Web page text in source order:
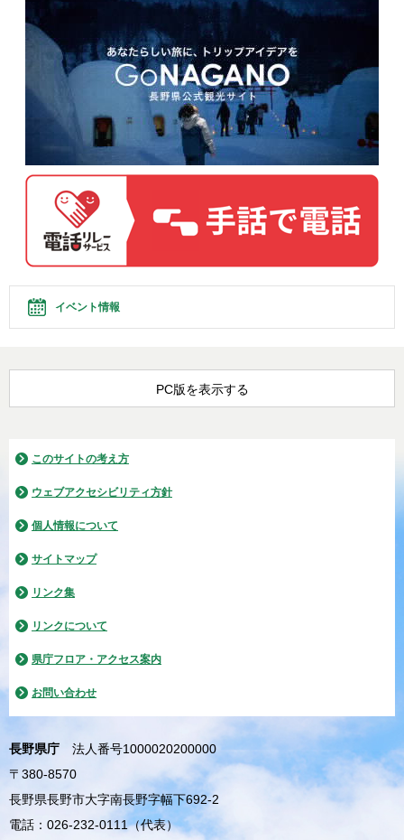
イベント情報
PC版を表示する
このサイトの考え方
ウェブアクセシビリティ方針
個人情報について
サイトマップ
リンク集
リンクについて
県庁フロア・アクセス案内
お問い合わせ
長野県庁
法人番号1000020200000
〒380-8570
長野県長野市大字南長野字幅下692-2
電話：026-232-0111（代表）